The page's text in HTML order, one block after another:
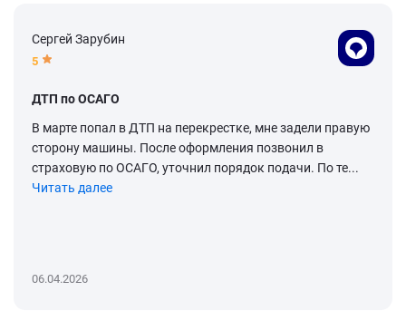
Сергей Зарубин
5
ДТП по ОСАГО
В марте попал в ДТП на перекрестке, мне задели правую
сторону машины. После оформления позвонил в
страховую по ОСАГО, уточнил порядок подачи. По те...
Читать далее
06.04.2026